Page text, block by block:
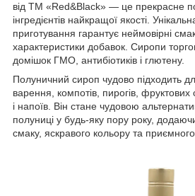
від ТМ «Red&Black» — це прекрасне
інгредієнтів найкращої якості.
приготування гарантує неймовірні
характеристики добавок. Сиропи
домішок ГМО, антибіотиків і глютену.
Полуничний сироп чудово підходить
варення, компотів, пирогів, фруктових
і напоїв. Він стане чудовою
полуниці у будь-яку пору року,
смаку, яскравого кольору та